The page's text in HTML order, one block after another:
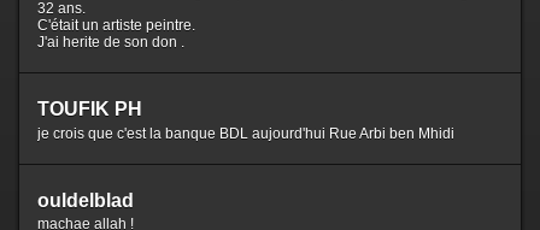
32 ans.
C'était un artiste peintre.
J'ai herite de son don .
TOUFIK PH
je crois que c'est la banque BDL aujourd'hui Rue Arbi ben Mhidi
ouldelblad
machae allah !